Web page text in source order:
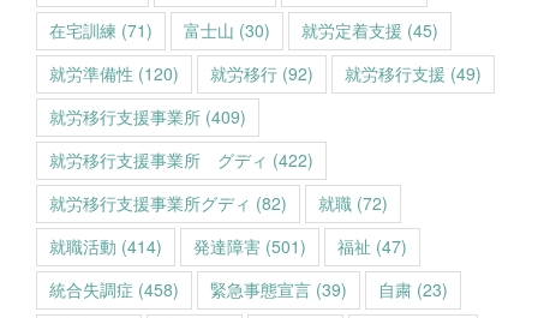
在宅訓練 (71) 富士山 (30) 就労定着支援 (45)
就労準備性 (120) 就労移行 (92) 就労移行支援 (49)
就労移行支援事業所 (409)
就労移行支援事業所 グディ (422)
就労移行支援事業所グディ (82) 就職 (72)
就職活動 (414) 発達障害 (501) 福祉 (47)
統合失調症 (458) 緊急事態宣言 (39) 自粛 (23)